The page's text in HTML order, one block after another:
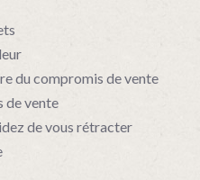
du compromis de vente
de vente
de vous rétracter